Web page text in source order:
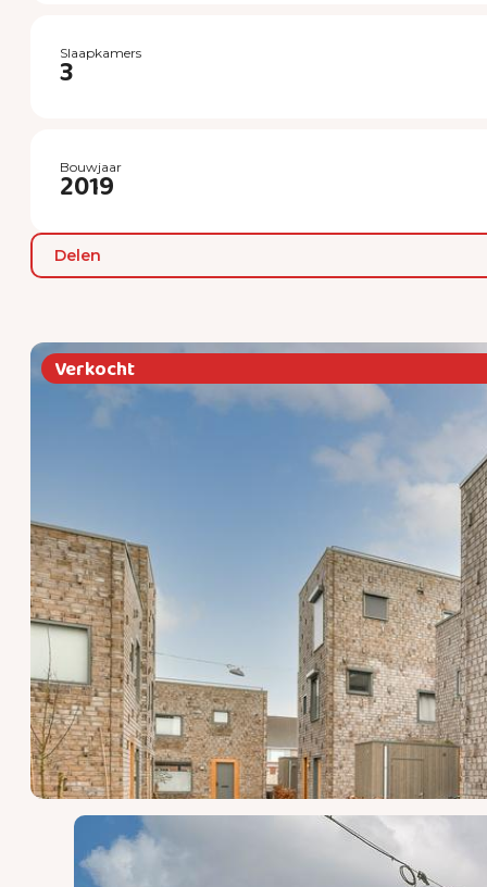
Slaapkamers
3
Bouwjaar
2019
Delen
Verkocht